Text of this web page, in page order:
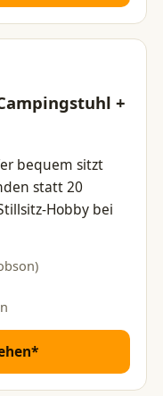
+
bequem sitzt
statt 20
Hobby bei